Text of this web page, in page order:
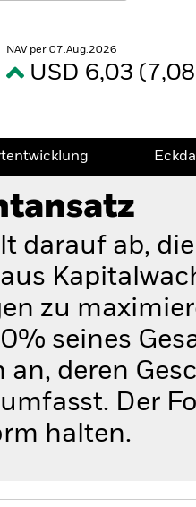
NAV per 07.Aug.2026
USD 6,03
darauf ab,
zu
seines
an, deren
Der
halten.